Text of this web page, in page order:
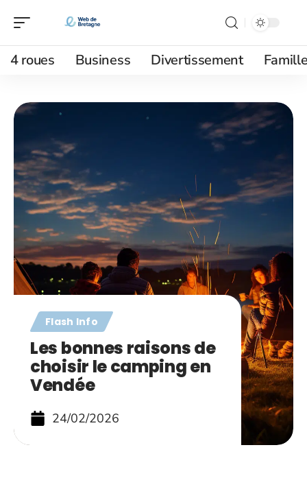
4 roues Business Divertissement
Flash Info
Les bonnes raisons de
choisir le camping en
Vendée
24/02/2026